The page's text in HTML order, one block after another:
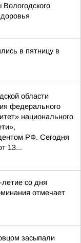
Вологодского
в пятницу в
области
федерального
национального
РФ. Сегодня
13...
со дня
отмечает
засыпали